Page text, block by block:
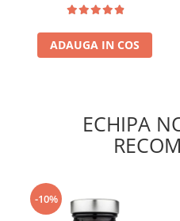
ADAUGA IN COS
ECHIPA
-10%